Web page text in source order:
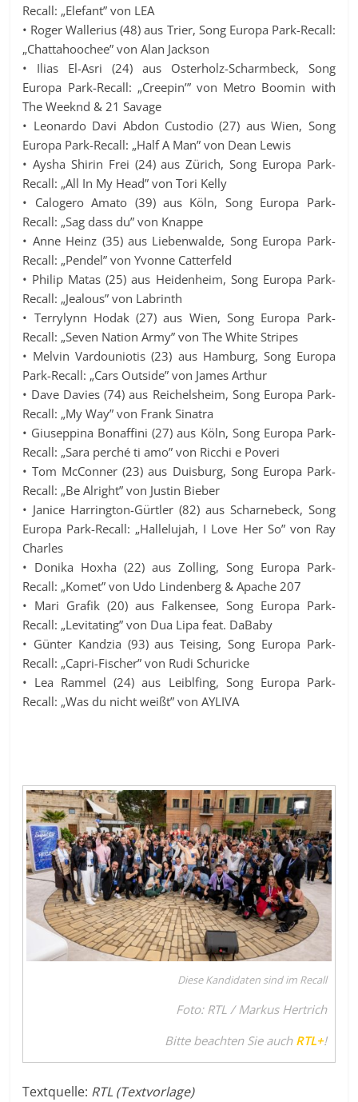
Recall: „Elefant” von LEA
• Roger Wallerius (48) aus Trier, Song Europa Park-Recall:
„Chattahoochee” von Alan Jackson
• Ilias El-Asri (24) aus Osterholz-Scharmbeck, Song
Europa Park-Recall: „Creepin’” von Metro Boomin with
The Weeknd & 21 Savage
• Leonardo Davi Abdon Custodio (27) aus Wien, Song
Europa Park-Recall: „Half A Man” von Dean Lewis
• Aysha Shirin Frei (24) aus Zürich, Song Europa Park-
Recall: „All In My Head” von Tori Kelly
• Calogero Amato (39) aus Köln, Song Europa Park-
Recall: „Sag dass du” von Knappe
• Anne Heinz (35) aus Liebenwalde, Song Europa Park-
Recall: „Pendel” von Yvonne Catterfeld
• Philip Matas (25) aus Heidenheim, Song Europa Park-
Recall: „Jealous” von Labrinth
• Terrylynn Hodak (27) aus Wien, Song Europa Park-
Recall: „Seven Nation Army” von The White Stripes
• Melvin Vardouniotis (23) aus Hamburg, Song Europa
Park-Recall: „Cars Outside” von James Arthur
• Dave Davies (74) aus Reichelsheim, Song Europa Park-
Recall: „My Way” von Frank Sinatra
• Giuseppina Bonaffini (27) aus Köln, Song Europa Park-
Recall: „Sara perché ti amo” von Ricchi e Poveri
• Tom McConner (23) aus Duisburg, Song Europa Park-
Recall: „Be Alright” von Justin Bieber
• Janice Harrington-Gürtler (82) aus Scharnebeck, Song
Europa Park-Recall: „Hallelujah, I Love Her So” von Ray
Charles
• Donika Hoxha (22) aus Zolling, Song Europa Park-
Recall: „Komet” von Udo Lindenberg & Apache 207
• Mari Grafik (20) aus Falkensee, Song Europa Park-
Recall: „Levitating” von Dua Lipa feat. DaBaby
• Günter Kandzia (93) aus Teising, Song Europa Park-
Recall: „Capri-Fischer” von Rudi Schuricke
• Lea Rammel (24) aus Leiblfing, Song Europa Park-
Recall: „Was du nicht weißt” von AYLIVA
Diese Kandidaten sind im Recall
Foto: RTL / Markus Hertrich
Bitte beachten Sie auch RTL+!
Textquelle: RTL (Textvorlage)